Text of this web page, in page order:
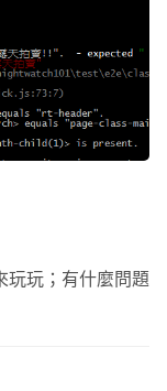
玩玩；有什麼問題